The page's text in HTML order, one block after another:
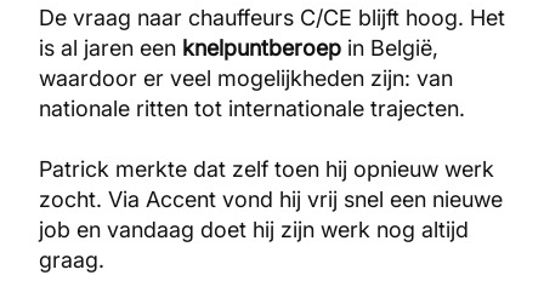
De vraag naar chauffeurs C/CE blijft hoog. Het
is al jaren een knelpuntberoep in België,
waardoor er veel mogelijkheden zijn: van
nationale ritten tot internationale trajecten.
Patrick merkte dat zelf toen hij opnieuw werk
zocht. Via Accent vond hij vrij snel een nieuwe
job en vandaag doet hij zijn werk nog altijd
graag.